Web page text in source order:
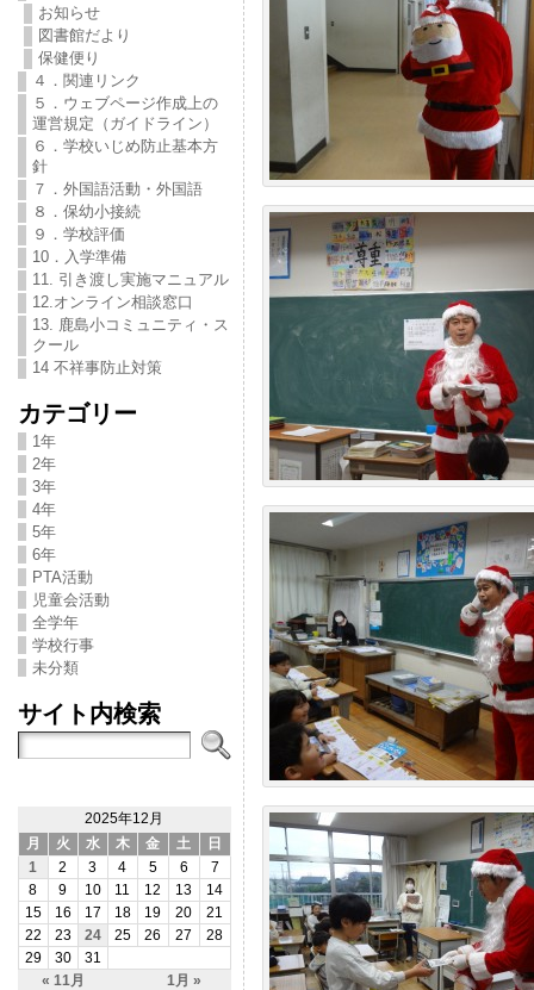
お知らせ
図書館だより
保健便り
４．関連リンク
５．ウェブページ作成上の
運営規定（ガイドライン）
６．学校いじめ防止基本方
針
７．外国語活動・外国語
８．保幼小接続
９．学校評価
10．入学準備
11. 引き渡し実施マニュアル
12.オンライン相談窓口
13. 鹿島小コミュニティ・ス
クール
14 不祥事防止対策
カテゴリー
1年
2年
3年
4年
5年
6年
PTA活動
児童会活動
全学年
学校行事
未分類
サイト内検索
2025年12月
月
火 水 木 金 土 日
« 11月 1月 »
1 2 3 4 5 6
7
8
9 10 11 12 13
14
15
16 17 18 19 20
21
22
23 24 25 26 27
28
29
30 31